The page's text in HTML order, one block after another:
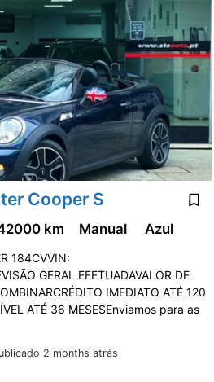
Cooper S
2 months atrás
km Manual Azul
184CVVIN:
GERAL EFETUADAVALOR DE
IMEDIATO ATÉ 120
ATÉ 36 MESESEnviamos para as